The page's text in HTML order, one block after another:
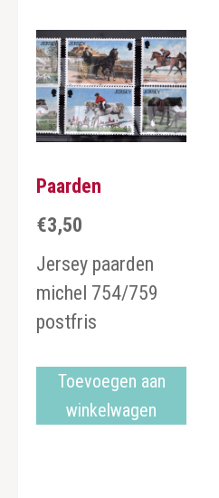
Paarden
€3,50
Jersey paarden
michel 754/759
postfris
Toevoegen aan
winkelwagen